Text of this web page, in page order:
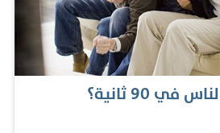
سيتيح لك تلقي إجابات مفيدة.
واحرص ألا تكون الإجابة على أسئلتك بنعم أو لا. 4 ـ التفاوض
ولديك العديد من الخيارات، وحريص
تحقيق مكاسب. 5 ـ الاستماع الاستباقي، بأن تنصت إلى
90 ثانية؟